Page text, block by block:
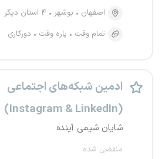
اصفهان بوشهر
۴ استان دیگر
تمام وقت
پاره وقت دورکاری
ادمین شبکه‌های اجتماعی
(Instagram & LinkedIn)
شایان شیمی آینده
منقضی شده